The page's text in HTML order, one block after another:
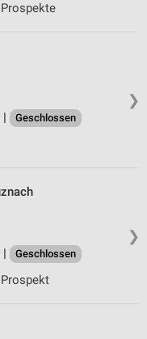
❯
|
Geschlossen
❯
|
Geschlossen